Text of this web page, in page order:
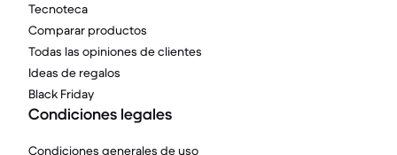
Tecnoteca
Comparar productos
Todas las opiniones de clientes
Ideas de regalos
Black Friday
Condiciones legales
Condiciones generales de uso